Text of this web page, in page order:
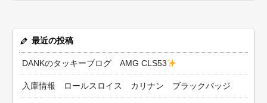
最近の投稿
DANKのタッキーブログ AMG CLS53
入庫情報 ロールスロイス カリナン ブラックバッジ